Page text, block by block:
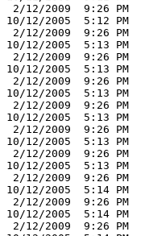
2/12/2009  9:26 PM
10/12/2005  5:12 PM
2/12/2009  9:26 PM
10/12/2005  5:13 PM
2/12/2009  9:26 PM
10/12/2005  5:13 PM
2/12/2009  9:26 PM
10/12/2005  5:13 PM
2/12/2009  9:26 PM
10/12/2005  5:13 PM
2/12/2009  9:26 PM
10/12/2005  5:13 PM
2/12/2009  9:26 PM
10/12/2005  5:13 PM
2/12/2009  9:26 PM
10/12/2005  5:14 PM
2/12/2009  9:26 PM
10/12/2005  5:14 PM
2/12/2009  9:26 PM